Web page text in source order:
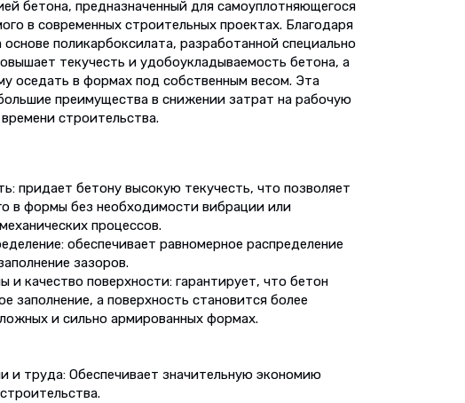
бетона, предназначенный для самоуплотняющегося
в современных строительных проектах. Благодаря
основе поликарбоксилата, разработанной специально
текучесть и удобоукладываемость бетона, а
оседать в формах под собственным весом. Эта
преимущества в снижении затрат на рабочую
строительства.
придает бетону высокую текучесть, что позволяет
в формы без необходимости вибрации или
процессов.
обеспечивает равномерное распределение
зазоров.
и качество поверхности: гарантирует, что бетон
заполнение, а поверхность становится более
и сильно армированных формах.
и труда: Обеспечивает значительную экономию